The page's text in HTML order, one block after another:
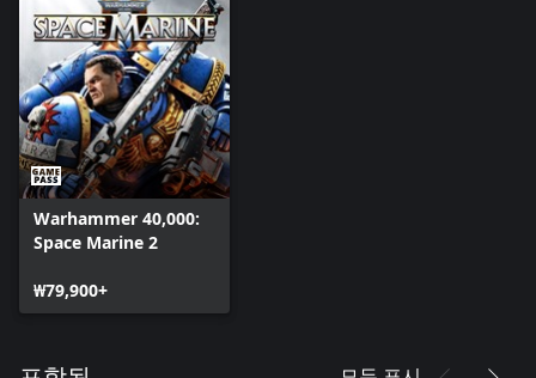
Warhammer 40,000:
Space Marine 2
₩79,900+